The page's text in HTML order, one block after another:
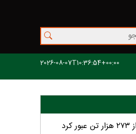
2026-08-07T10:36:54+00:00